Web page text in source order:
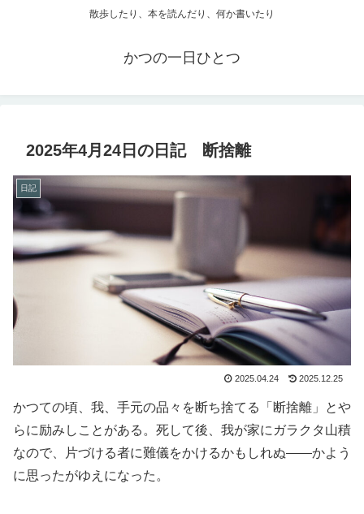
散歩したり、本を読んだり、何か書いたり
かつの一日ひとつ
2025年4月24日の日記 断捨離
日記
2025.04.24 2025.12.25
かつての頃、我、手元の品々を断ち捨てる「断捨離」とや
らに励みしことがある。死して後、我が家にガラクタ山積
なので、片づける者に難儀をかけるかもしれぬ――かよう
に思ったがゆえになった。